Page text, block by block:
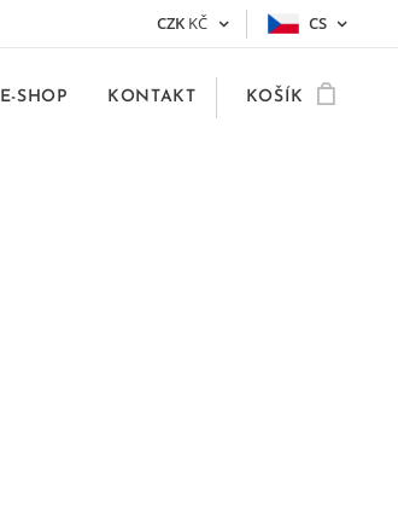
CZK KČ CS
E-SHOP KONTAKT KOŠÍK